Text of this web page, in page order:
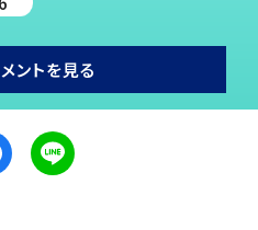
ントを見る